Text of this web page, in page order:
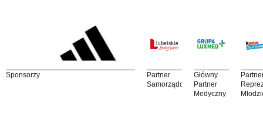
Sponsorzy
Partner
Samorządowy
Główny
Partner
Medyczny